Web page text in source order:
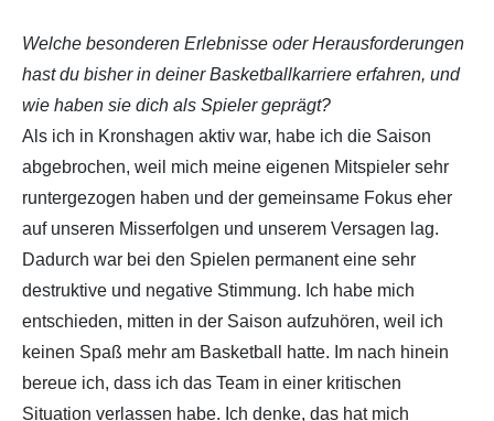
Welche besonderen Erlebnisse oder Herausforderungen
hast du bisher in deiner Basketballkarriere erfahren, und
wie haben sie dich als Spieler geprägt?
Als ich in Kronshagen aktiv war, habe ich die Saison
abgebrochen, weil mich meine eigenen Mitspieler sehr
runtergezogen haben und der gemeinsame Fokus eher
auf unseren Misserfolgen und unserem Versagen lag.
Dadurch war bei den Spielen permanent eine sehr
destruktive und negative Stimmung. Ich habe mich
entschieden, mitten in der Saison aufzuhören, weil ich
keinen Spaß mehr am Basketball hatte. Im nach hinein
bereue ich, dass ich das Team in einer kritischen
Situation verlassen habe. Ich denke, das hat mich